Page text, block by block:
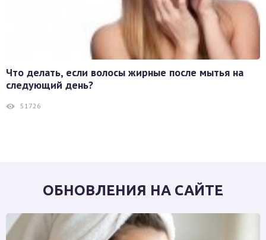
Что делать, если волосы жирные после мытья на
следующий день?
51726
ОБНОВЛЕНИЯ НА САЙТЕ